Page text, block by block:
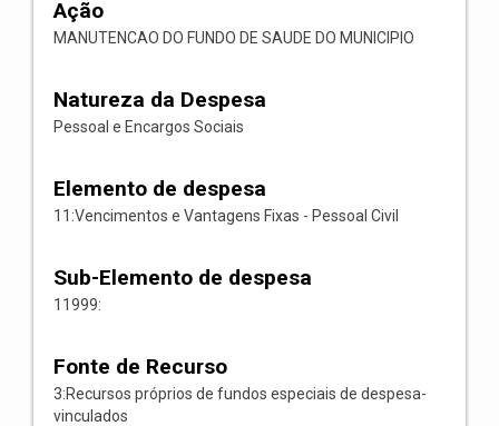
Ação
MANUTENCAO DO FUNDO DE SAUDE DO MUNICIPIO
Natureza da Despesa
Pessoal e Encargos Sociais
Elemento de despesa
11:Vencimentos e Vantagens Fixas - Pessoal Civil
Sub-Elemento de despesa
11999:
Fonte de Recurso
3:Recursos próprios de fundos especiais de despesa-
vinculados